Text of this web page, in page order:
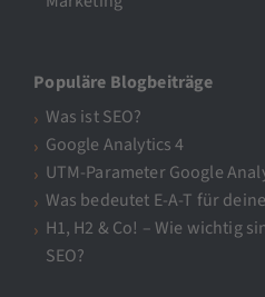
Populäre Blogbeiträge
Was ist SEO?
Google Analytics 4
UTM-Parameter Google
Was bedeutet E-A-T für
H1, H2 & Co! – Wie wichtig
SEO?